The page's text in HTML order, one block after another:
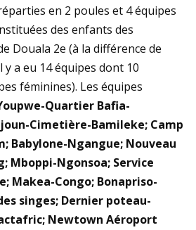
en 2 poules et 4 équipes
des enfants des
Douala 2e (à la différence de
y a eu 14 équipes dont 10
féminines). Les équipes
Quartier Bafia-
Cimetière-Bamileke; Camp
Babylone-Ngangue; Nouveau
Ngonsoa; Service
Makea-Congo; Bonapriso-
singes; Dernier poteau-
Newtown Aéroport